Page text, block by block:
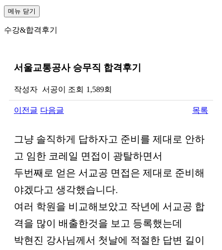
메뉴 닫기
수강&합격후기
서울교통공사 승무직 합격후기
작성자 서공이 조회 1,589회
이전글 다음글 목록
본문
그냥 솔직하게 답하자고 준비를 제대로 안하
고 임한 코레일 면접이 광탈하면서
두번째로 얻은 서교공 면접은 제대로 준비해
야겠다고 생각했습니다.
여러 학원을 비교해보았고 작년에 서교공 합
격을 많이 배출한것을 보고 등록했는데
박현진 강사님께서 첫날에 적절한 답변 길이